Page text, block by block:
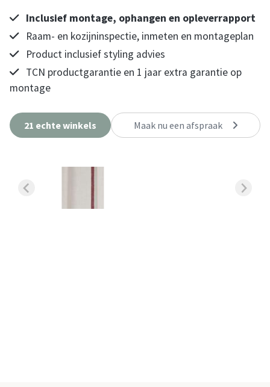
Inclusief montage, ophangen en opleverrapport
Raam- en kozijninspectie, inmeten en montageplan
Product inclusief styling advies
TCN productgarantie en 1 jaar extra garantie op
montage
21 echte winkels Maak nu een afspraak